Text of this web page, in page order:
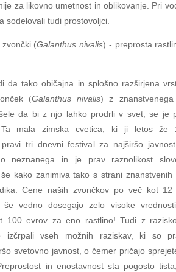
za likovno umetnost in oblikovanje. Pri
sodelovali tudi prostovoljci.
zvončki (Galanthus nivalis) - preprosta
da tako običajna in splošno razširjena
(Galanthus nivalis) z znanstvenega
da bi z njo lahko prodrli v svet, se je
Ta mala zimska cvetica, ki ji letos že
pravi tri dnevni festival za najširšo
neznanega in je prav raznolikost
kako zanimiva tako s strani znanstvenih
Cene naših zvončkov po več kot
še vedno dosegajo zelo visoke
100 evrov za eno rastlino! Tudi z
izčrpali vseh možnih raziskav, ki so
svetovno javnost, o čemer pričajo
in enostavnost sta pogosto